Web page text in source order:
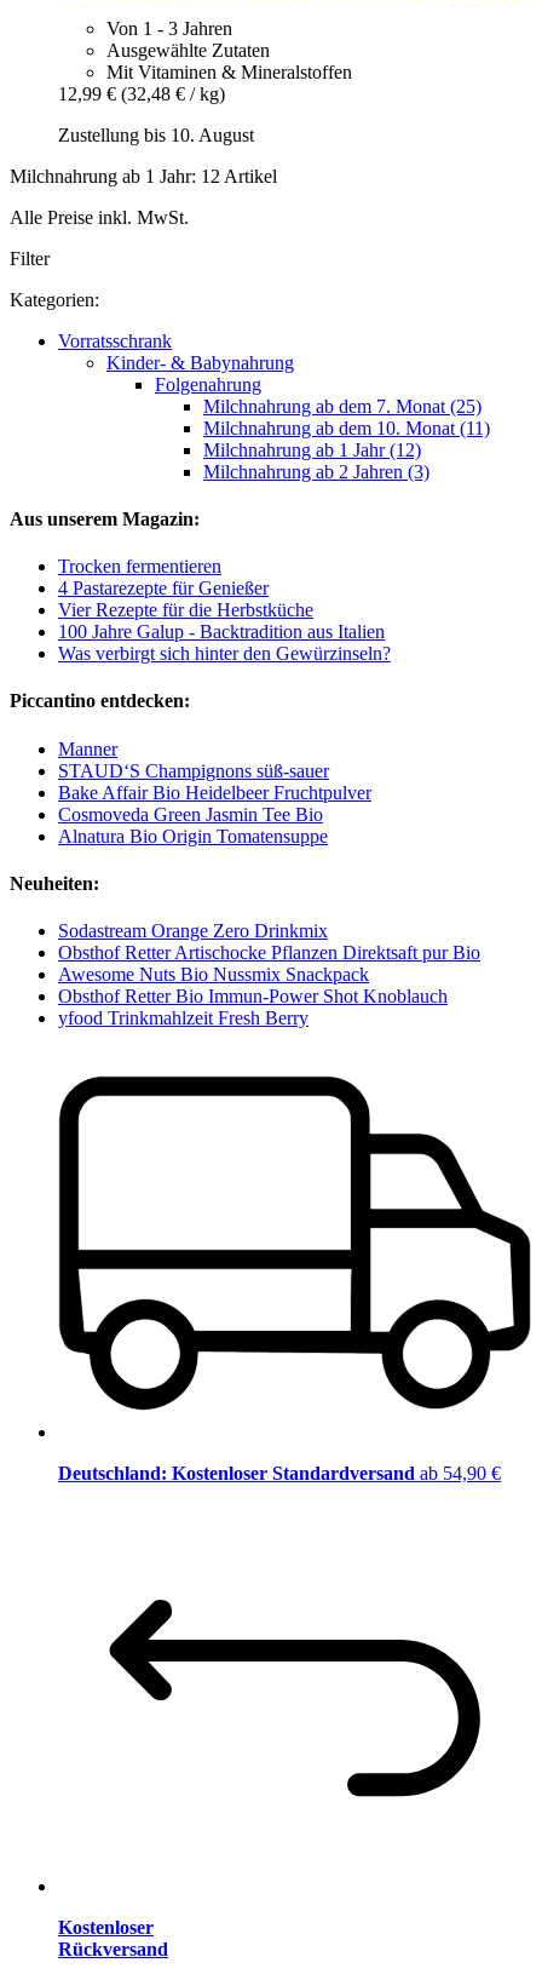
Von 1 - 3 Jahren
Ausgewählte Zutaten
Mit Vitaminen & Mineralstoffen
12,99 € (32,48 € / kg)
Zustellung bis 10. August
Milchnahrung ab 1 Jahr: 12 Artikel
Alle Preise inkl. MwSt.
Filter
Kategorien:
Vorratsschrank
Kinder- & Babynahrung
Folgenahrung
Milchnahrung ab dem 7. Monat (25)
Milchnahrung ab dem 10. Monat (11)
Milchnahrung ab 1 Jahr (12)
Milchnahrung ab 2 Jahren (3)
Aus unserem Magazin:
Trocken fermentieren
4 Pastarezepte für Genießer
Vier Rezepte für die Herbstküche
100 Jahre Galup - Backtradition aus Italien
Was verbirgt sich hinter den Gewürzinseln?
Piccantino entdecken:
Manner
STAUD‘S Champignons süß-sauer
Bake Affair Bio Heidelbeer Fruchtpulver
Cosmoveda Green Jasmin Tee Bio
Alnatura Bio Origin Tomatensuppe
Neuheiten:
Sodastream Orange Zero Drinkmix
Obsthof Retter Artischocke Pflanzen Direktsaft pur Bio
Awesome Nuts Bio Nussmix Snackpack
Obsthof Retter Bio Immun-Power Shot Knoblauch
yfood Trinkmahlzeit Fresh Berry
Deutschland: Kostenloser Standardversand ab 54,90 €
Kostenloser
Rückversand